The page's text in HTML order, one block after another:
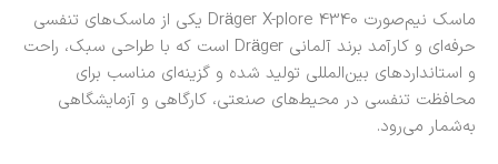
ماسک نیم‌صورت Dräger X-plore 4340 یکی از ماسک‌های تنفسی
حرفه‌ای و کارآمد برند آلمانی Dräger است که با طراحی سبک، راحت
و استانداردهای بین‌المللی تولید شده و گزینه‌ای مناسب برای
محافظت تنفسی در محیط‌های صنعتی، کارگاهی و آزمایشگاهی
به‌شمار می‌رود.